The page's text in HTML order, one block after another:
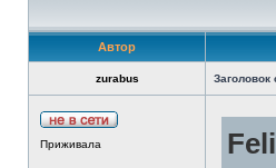
Автор
zurabus
Приживала